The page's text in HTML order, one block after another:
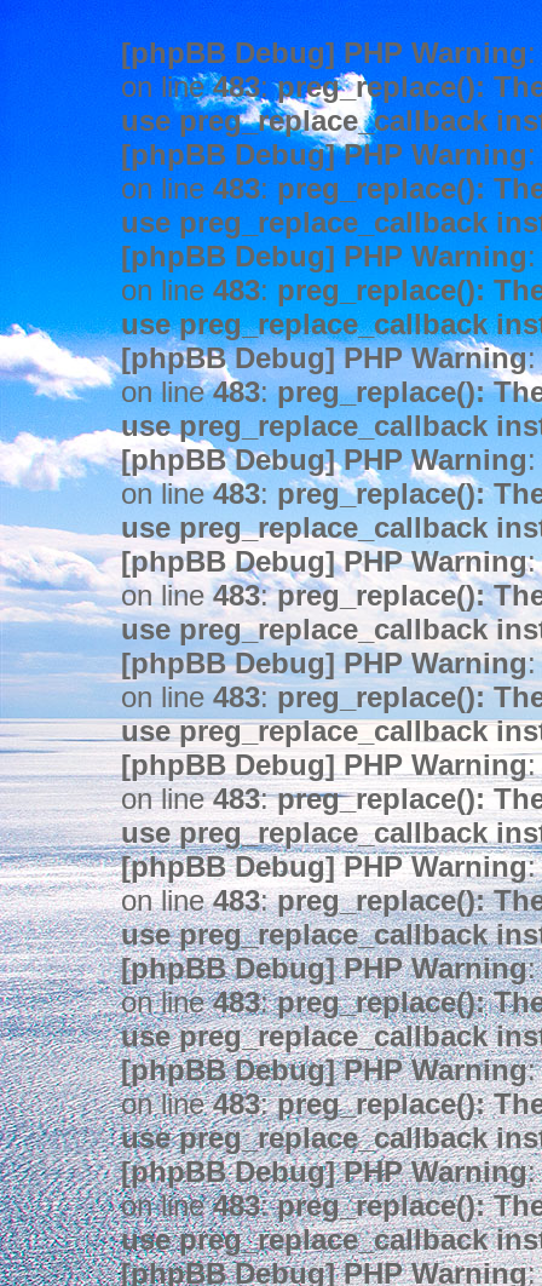
[phpBB Debug] PHP Warning
on line483:preg_replace():
use preg_replace_callback
[phpBB Debug] PHP Warning
on line 483: preg_replace():
use preg_replace_callback
[phpBB Debug] PHP Warning
on line 483: preg_replace():
use preg_replace_callback
[phpBB Debug] PHP Warning:
on line483:preg_replace():
use preg_replace_callback
[phpBB Debug] PHP Warning
on line483: preg_replace():
use preg_replace_callback
[phpBB Debug] PHP Warning:
on line483:preg_replace():
use preg_replace_callback
[phpBB Debug] PHP Warning:
on line 483:preg_replace():
use preg_replace_callback
[phpBB Debug] PHP Warning:
on line483:preg_replace():
use preg_replace_callback
[phpBB Debug] PHP Warning:
on line483:preg_replace():
use preg_replace_callback
[phpBB Debug] PHP Warning:
on line483:preg_replace():
use preg_replace_callback
[phpBB Debug] PHP Warning:
on line483:preg_replace():
use preg_replace_callback
[phpBB Debug] PHP Warning:
on line483:preg_replace():
use preg_replace_callback
[phpBB Debug] PHP Warning: